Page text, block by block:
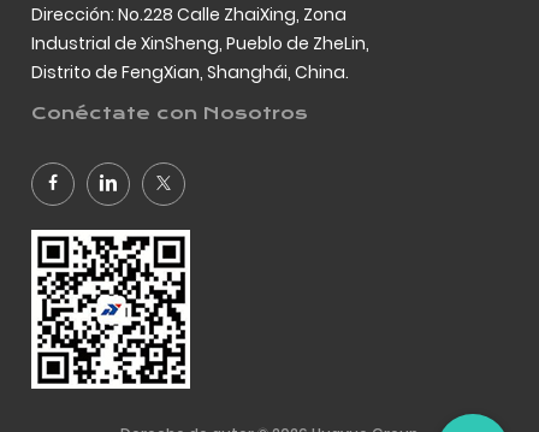
Dirección: No.228 Calle ZhaiXing, Zona
Industrial de XinSheng, Pueblo de ZheLin,
Distrito de FengXian, Shanghái, China.
Conéctate con Nosotros